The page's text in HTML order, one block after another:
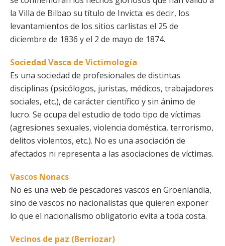
la Villa de Bilbao su título de Invicta: es decir, los
levantamientos de los sitios carlistas el 25 de
diciembre de 1836 y el 2 de mayo de 1874.
Sociedad Vasca de Victimología
Es una sociedad de profesionales de distintas
disciplinas (psicólogos, juristas, médicos, trabajadores
sociales, etc.), de carácter científico y sin ánimo de
lucro. Se ocupa del estudio de todo tipo de víctimas
(agresiones sexuales, violencia doméstica, terrorismo,
delitos violentos, etc.). No es una asociación de
afectados ni representa a las asociaciones de víctimas.
Vascos Nonacs
No es una web de pescadores vascos en Groenlandia,
sino de vascos no nacionalistas que quieren exponer
lo que el nacionalismo obligatorio evita a toda costa.
Vecinos de paz (Berriozar)